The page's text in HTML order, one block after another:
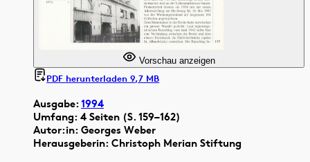
Ausgabe:1994
Umfang: 4 Seiten (S. 159–162)
Autor:in: Georges Weber
Herausgeberin: Christoph Merian Stiftung
Vorschau anzeigen
PDF herunterladen 9,7 MB